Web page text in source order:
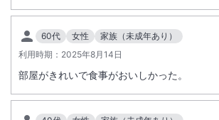
60代 女性
家族（未成年あり）
利用時期： 2025年8月14日
部屋がきれいで食事がおいしかった。